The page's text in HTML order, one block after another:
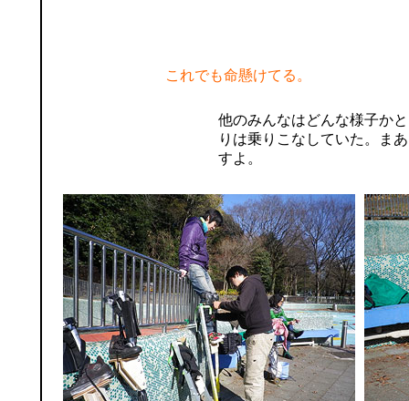
これでも命懸けてる。
他のみんなはどんな様子か
りは乗りこなしていた。ま
すよ。